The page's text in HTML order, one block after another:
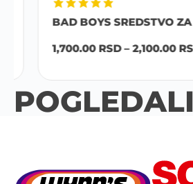
BAD BOYS SREDSTVO ZA
1,700.00RSD – 2,100.00RSD